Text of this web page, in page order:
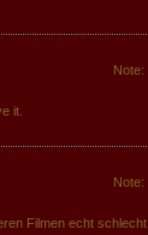
Note:
it.
Note:
Filmen echt schlecht.